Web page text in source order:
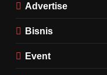
Advertise
Bisnis
Event